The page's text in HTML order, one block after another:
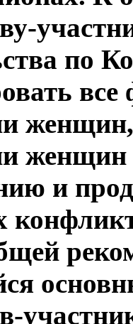
по
женщин
и